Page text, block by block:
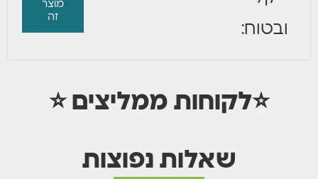
ובטוח:
מוצר
זה
⭐לקוחות ממליצים ⭐
שאלות נפוצות